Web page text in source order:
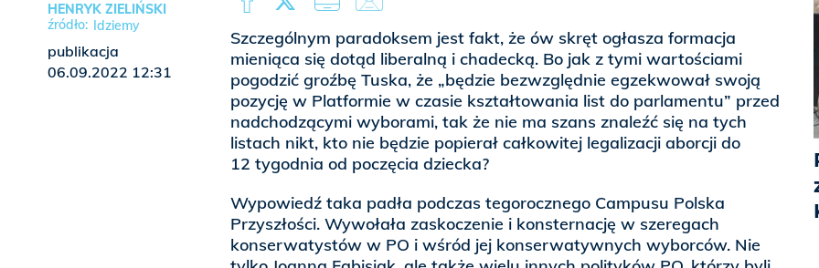
Szczególnym paradoksem jest fakt, że ów skręt ogłasza formacja
mieniąca się dotąd liberalną i chadecką. Bo jak z tymi wartościami
pogodzić groźbę Tuska, że „będzie bezwzględnie egzekwował swoją
pozycję w Platformie w czasie kształtowania list do parlamentu” przed
nadchodzącymi wyborami, tak że nie ma szans znaleźć się na tych
listach nikt, kto nie będzie popierał całkowitej legalizacji aborcji do
12 tygodnia od poczęcia dziecka?
Wypowiedź taka padła podczas tegorocznego Campusu Polska
Przyszłości. Wywołała zaskoczenie i konsternację w szeregach
konserwatystów w PO i wśród jej konserwatywnych wyborców. Nie
HENRYK ZIELIŃSKI
Idziemy
publikacja
06.09.2022 12:31